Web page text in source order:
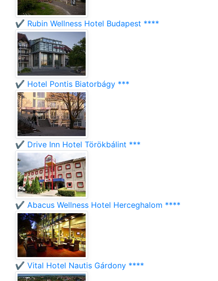
✔️ Rubin Wellness Hotel Budapest ****
✔️ Hotel Pontis Biatorbágy ***
✔️ Drive Inn Hotel Törökbálint ***
✔️ Abacus Wellness Hotel Herceghalom ****
✔️ Vital Hotel Nautis Gárdony ****